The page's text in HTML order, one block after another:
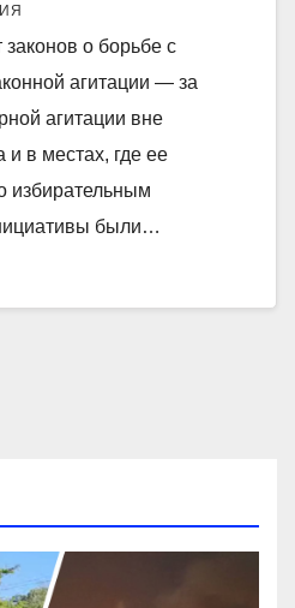
законов о борьбе с
агитации — за
агитации вне
и в местах, где ее
избирательным
были…